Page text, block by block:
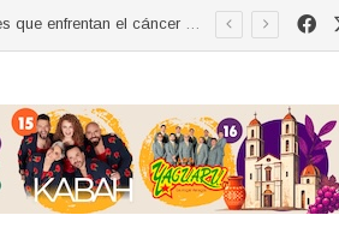
Esther Ramírez asume la presidencia de MUCCAM San Juan del Río y refrenda compromiso con mujeres que enfrentan el cáncer de mama